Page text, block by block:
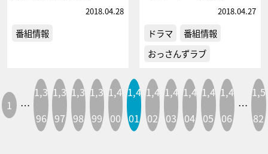
2018.04.28
番組情報
2018.04.27
ドラマ
番組情報
おっさんずラブ
1 …
1,3
96
1,3
97
1,3
98
1,3
99
1,4
00
1,4
01
1,4
02
1,4
03
1,4
04
1,4
05
1,4
06
…
1,5
82